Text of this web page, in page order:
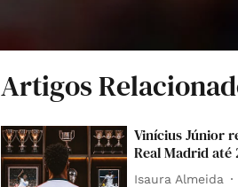
Artigos
Vinícius Júnior
Real Madrid até
Isaura Almeida